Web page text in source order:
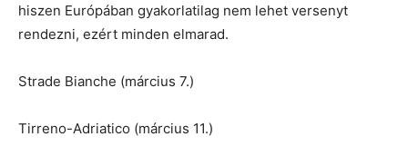
hiszen Európában gyakorlatilag nem lehet versenyt
rendezni, ezért minden elmarad.
Strade Bianche (március 7.)
Tirreno-Adriatico (március 11.)